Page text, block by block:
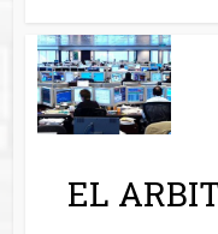
Miramar
lo que no